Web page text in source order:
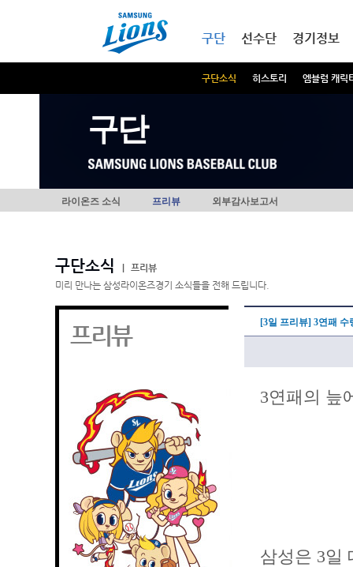
구단
구단소식 히스토리 엠블럼 캐릭
선수단 경기정보
구단
라이온즈 소식 프리뷰 외부감사보고서
구단소식
프리뷰
미리 만나는 삼성라이온즈경기 소식들을 전해 드립니다.
프리뷰 [3일 프리뷰] 3연패
3연패의 늪
삼성은 3일